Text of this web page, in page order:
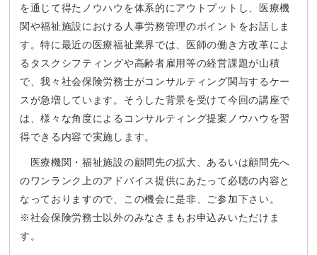
を通じて得たノウハウを体系的にアウトプットし、医療機
関や福祉施設における人事労務管理のポイントをお話しま
す。特に最近の医療福祉業界では、医師の働き方改革によ
るタスクシフティングや高齢者雇用等の経営課題が山積
で、我々社会保険労務士がコンサルティング関与するケー
スが急増しています。そうした背景を受けて今回の講座で
は、様々な角度によるコンサルティング提案ノウハウを習
得できる内容で実施します。
医療機関・福祉施設の顧問先の拡大、あるいは顧問先へ
のワンランク上のアドバイス提供にあたって必聴の内容と
なっておりますので、この機会に是非、ご参加下さい。
※社会保険労務士以外のみなさまもお申込みいただけま
す。